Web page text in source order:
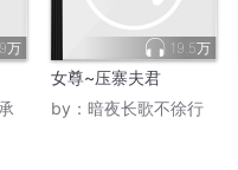
万 19.5万
女尊~压寨夫君
by： 暗夜长歌不徐行